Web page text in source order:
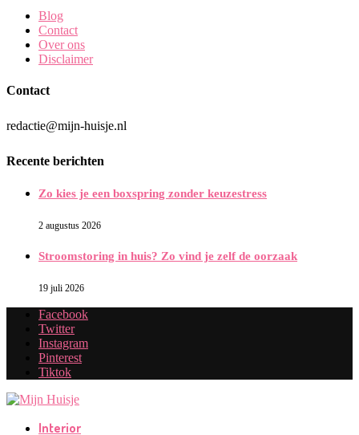
Blog
Contact
Over ons
Disclaimer
Contact
redactie@mijn-huisje.nl
Recente berichten
Zo kies je een boxspring zonder keuzestress
2 augustus 2026
Stroomstoring in huis? Zo vind je zelf de oorzaak
19 juli 2026
Facebook
Twitter
Instagram
Pinterest
Tiktok
Interior